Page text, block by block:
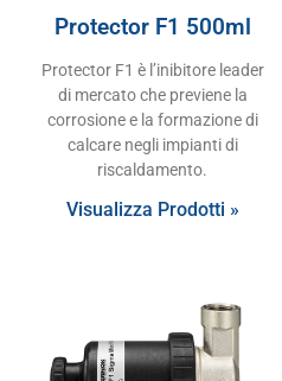
Protector F1 500ml
Protector F1 è l’inibitore leader
di mercato che previene la
corrosione e la formazione di
calcare negli impianti di
riscaldamento.
Visualizza Prodotti »